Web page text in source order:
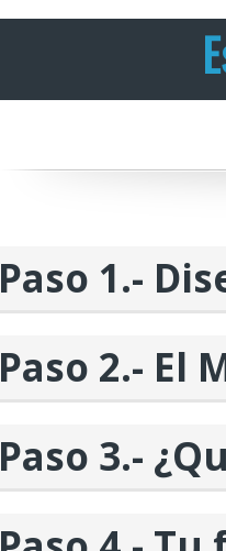
Paso 1.-
Paso 2.- El
Paso 3.-